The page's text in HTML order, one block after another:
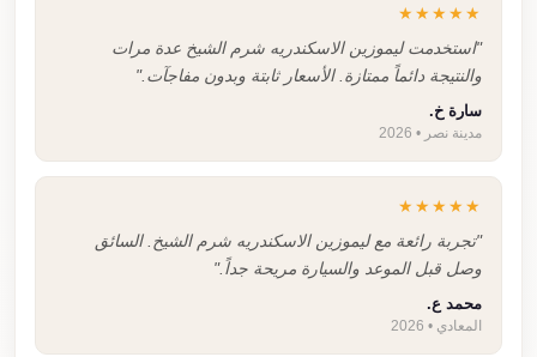
★★★★★
"استخدمت ليموزين الاسكندريه شرم الشيخ عدة مرات
والنتيجة دائماً ممتازة. الأسعار ثابتة وبدون مفاجآت."
سارة خ.
مدينة نصر • 2026
★★★★★
"تجربة رائعة مع ليموزين الاسكندريه شرم الشيخ. السائق
وصل قبل الموعد والسيارة مريحة جداً."
محمد ع.
المعادي • 2026